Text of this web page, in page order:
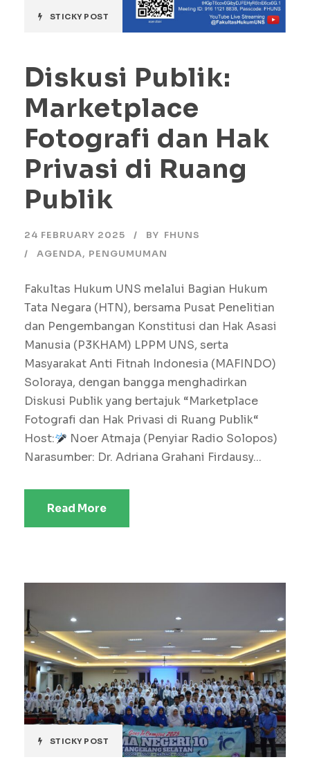
STICKY POST
Diskusi Publik:
Marketplace
Fotografi dan Hak
Privasi di Ruang
Publik
24 FEBRUARY 2025 BY FHUNS
AGENDA, PENGUMUMAN
Fakultas Hukum UNS melalui Bagian Hukum
Tata Negara (HTN), bersama Pusat Penelitian
dan Pengembangan Konstitusi dan Hak Asasi
Manusia (P3KHAM) LPPM UNS, serta
Masyarakat Anti Fitnah Indonesia (MAFINDO)
Soloraya, dengan bangga menghadirkan
Diskusi Publik yang bertajuk “Marketplace
Fotografi dan Hak Privasi di Ruang Publik“
Host:
Noer Atmaja (Penyiar Radio Solopos)
Narasumber: Dr. Adriana Grahani Firdausy...
Read More
STICKY POST